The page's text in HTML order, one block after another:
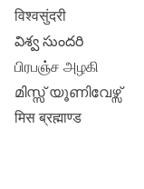
विश्वसुंदरी
విశ్వ సుందరి
பிரபஞ்ச அழகி
മിസ്സ് യൂണിവേഴ്സ്
मिस ब्रह्माण्ड